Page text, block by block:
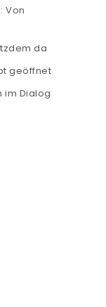
Von
da
geöffnet
im Dialog